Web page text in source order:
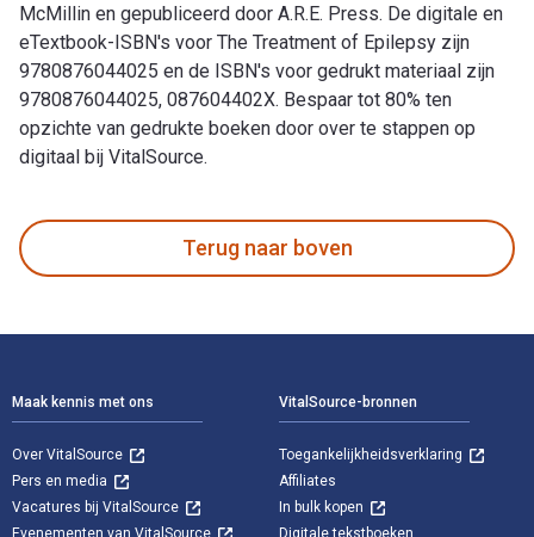
McMillin en gepubliceerd door A.R.E. Press. De digitale en
eTextbook-ISBN's voor The Treatment of Epilepsy zijn
9780876044025 en de ISBN's voor gedrukt materiaal zijn
9780876044025, 087604402X. Bespaar tot 80% ten
opzichte van gedrukte boeken door over te stappen op
digitaal bij VitalSource.
Terug naar boven
Maak kennis met ons
Over VitalSource
Pers en media
Vacatures bij VitalSource
Evenementen van VitalSource
VitalSource-bronnen
Toegankelijkheidsverklaring
Affiliates
In bulk kopen
Digitale tekstboeken